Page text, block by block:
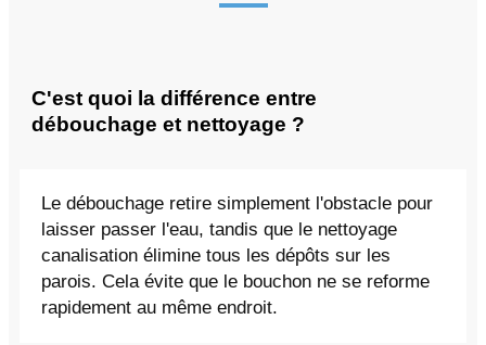
C'est quoi la différence entre
débouchage et nettoyage ?
Le débouchage retire simplement l'obstacle pour
laisser passer l'eau, tandis que le nettoyage
canalisation élimine tous les dépôts sur les
parois. Cela évite que le bouchon ne se reforme
rapidement au même endroit.